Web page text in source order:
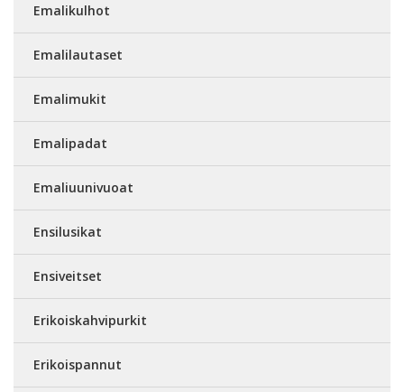
Emalikulhot
Emalilautaset
Emalimukit
Emalipadat
Emaliuunivuoat
Ensilusikat
Ensiveitset
Erikoiskahvipurkit
Erikoispannut